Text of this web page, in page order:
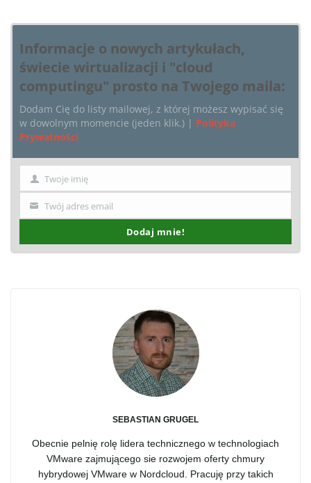
Informacje o nowych artykułach,
świecie wirtualizacji i "cloud
computingu" prosto na Twojego maila:
Dodam Cię do listy mailowej, z której możesz wypisać się
w dowolnym momencie (jeden klik.) | Polityka
Prywatności
Imię Twoje imię
Twój Twój adres email
Dodaj mnie!
SEBASTIAN GRUGEL
Obecnie pelnię rolę lidera technicznego w technologiach
VMware zajmującego sie rozwojem oferty chmury
hybrydowej VMware w Nordcloud. Pracuję przy takich